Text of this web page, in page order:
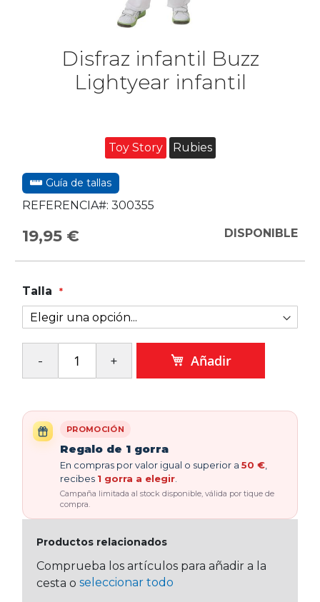
Disfraz infantil Buzz
Lightyear infantil
Toy Story Rubies
Guía de tallas
REFERENCIA#: 300355
19,95 € DISPONIBLE
Talla
Añadir
PROMOCIÓN
Regalo de 1 gorra
En compras por valor igual o superior a 50 €
recibes 1 gorra a elegir
Campaña limitada al stock disponible, válida por tique de
compra.
Productos relacionados
Comprueba los artículos para añadir a la
cesta o seleccionar todo